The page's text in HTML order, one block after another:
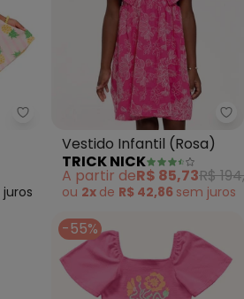
Fakini Kids - Vestido (Rosa)
juros
Vestido Infantil (Rosa)
TRICK NICK
A partir deR$ 85,73R$
ou 2x de R$ 42,86 sem juros
-55%